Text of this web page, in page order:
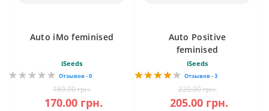
Auto iMo feminised
iSeeds
Отзывов - 0
180.00 грн.
170.00 грн.
Auto Positive
feminised
iSeeds
Отзывов - 3
220.00 грн.
205.00 грн.